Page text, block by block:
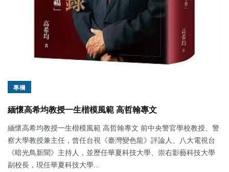
專欄
緬懷高希均教授一生楷模風範 高哲翰專文
緬懷高希均教授一生楷模風範 高哲翰專文 前中央警官學校教授、警
察大學教授兼主任，曾任台視《臺灣變色龍》評論人、八大電視台
《暗光鳥新聞》主持人，並歷任華夏科技大學、崇右影藝科技大學
副校長，現任華夏科技大學...